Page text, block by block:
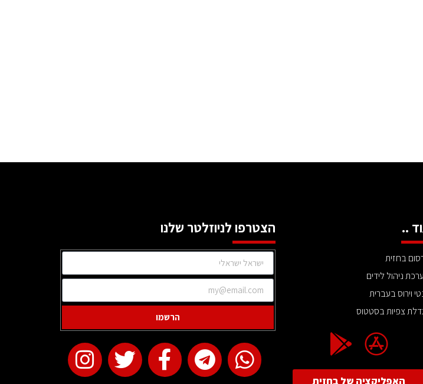
..
בחזית
ניהול לידים
וירוס בעברית
צפיות בסטטוס
האפליקציה של בחזית
הצטרפו לניוזלטר שלנו
הרשמו